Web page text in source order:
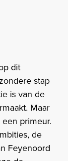
dit
stap
is van de
Maar
primeur.
de
Feyenoord